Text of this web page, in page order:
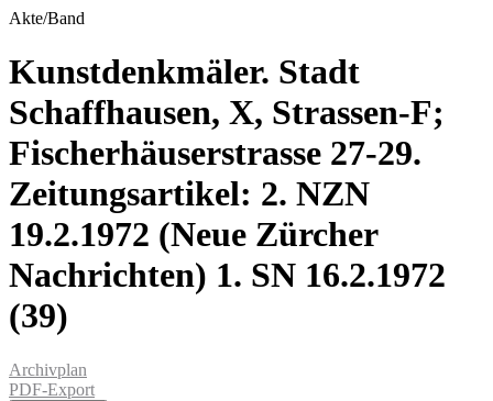
Akte/Band
Kunstdenkmäler. Stadt
Schaffhausen, X, Strassen-F;
Fischerhäuserstrasse 27-29.
Zeitungsartikel: 2. NZN
19.2.1972 (Neue Zürcher
Nachrichten) 1. SN 16.2.1972
(39)
Archivplan
PDF-Export